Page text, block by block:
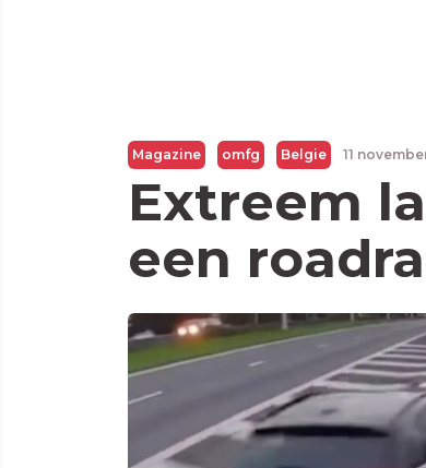
Magazine omfg Belgie 11
Extreem
een